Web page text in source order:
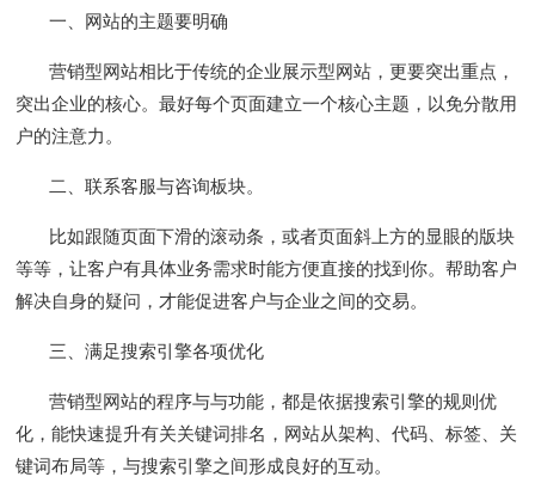
一、网站的主题要明确
营销型网站相比于传统的企业展示型网站，更要突出重点，
突出企业的核心。最好每个页面建立一个核心主题，以免分散用
户的注意力。
二、联系客服与咨询板块。
比如跟随页面下滑的滚动条，或者页面斜上方的显眼的版块
等等，让客户有具体业务需求时能方便直接的找到你。帮助客户
解决自身的疑问，才能促进客户与企业之间的交易。
三、满足搜索引擎各项优化
营销型网站的程序与与功能，都是依据搜索引擎的规则优
化，能快速提升有关关键词排名，网站从架构、代码、标签、关
键词布局等，与搜索引擎之间形成良好的互动。